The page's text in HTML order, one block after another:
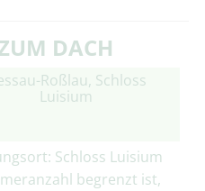
DACH
Roßlau, Schloss
Luisium
Schloss Luisium
begrenzt ist,